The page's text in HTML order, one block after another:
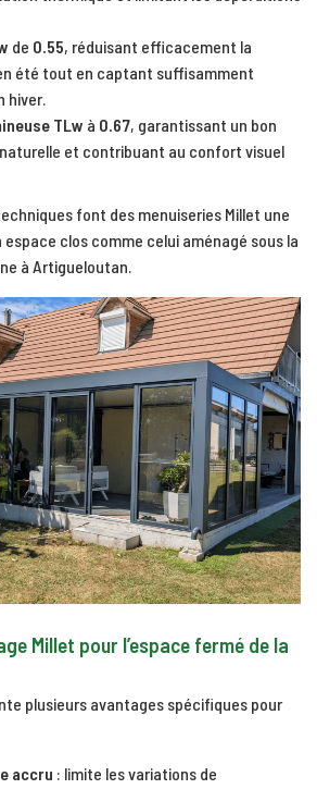
de 0.55, réduisant efficacement la
été tout en captant suffisamment
hiver.
TLw à 0.67, garantissant un bon
et contribuant au confort visuel
font des menuiseries Millet une
clos comme celui aménagé sous la
à Artigueloutan.
Millet pour l’espace fermé de la
plusieurs avantages spécifiques pour
accru : limite les variations de